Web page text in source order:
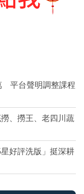
平台聲明調整課程
、撈王、老四川蔬
好評洗版」挺深耕